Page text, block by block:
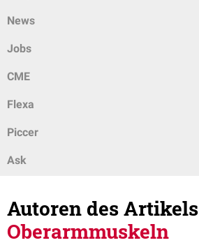
News
Jobs
CME
Flexa
Piccer
Ask
Autoren des Artikels
Oberarmmuskeln